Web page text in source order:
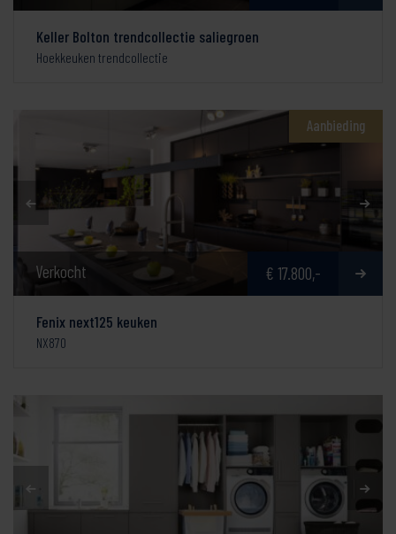
Keller Bolton trendcollectie saliegroen
Hoekkeuken trendcollectie
Aanbieding
Verkocht € 17.800,-
Fenix next125 keuken
NX870